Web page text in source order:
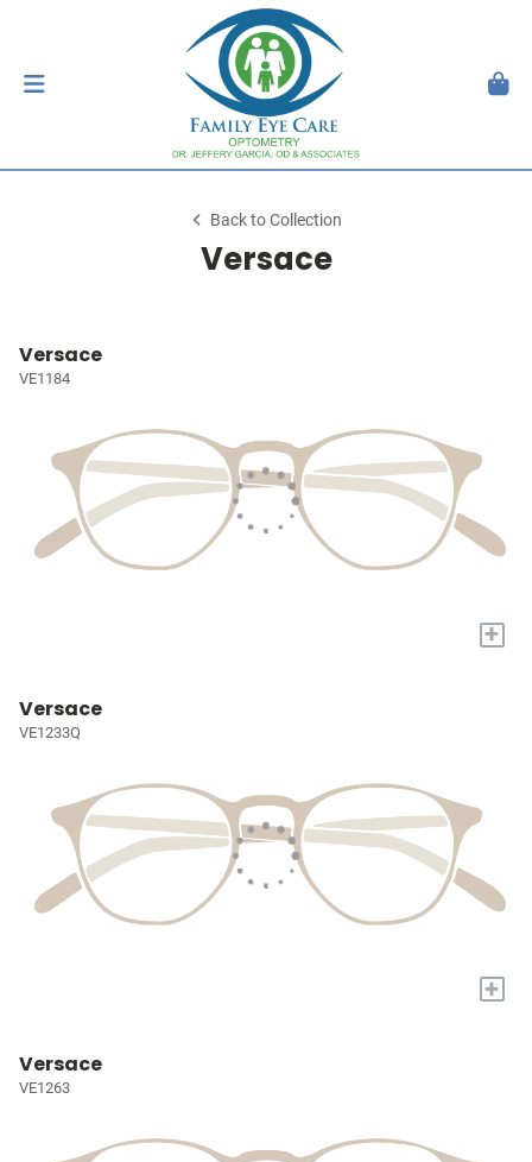
Back to Collection
Versace
Versace
VE1184
+
Versace
VE1233Q
+
Versace
VE1263